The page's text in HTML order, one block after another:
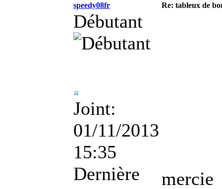
speedy08fr Re: tableux de
Débutant
Joint:
01/11/2013
15:35
Dernière
mercie